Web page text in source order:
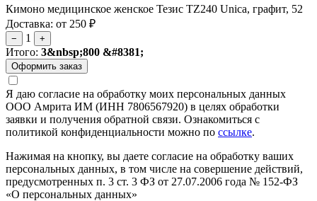
Кимоно медицинское женское Тезис TZ240 Unica, графит, 52
Доставка: от 250 ₽
− 1 +
Итого: 3&nbsp;800 &#8381;
Я даю согласие на обработку моих персональных данных
ООО Амрита ИМ (ИНН 7806567920) в целях обработки
заявки и получения обратной связи. Ознакомиться с
политикой конфиденциальности можно по ссылке.
Нажимая на кнопку, вы даете согласие на обработку ваших
персональных данных, в том числе на совершение действий,
предусмотренных п. 3 ст. 3 ФЗ от 27.07.2006 года № 152-ФЗ
«О персональных данных»